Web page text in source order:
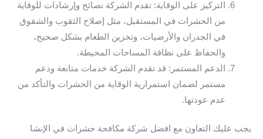
التركيز على الوقاية: تقدم الشركة نصائح وإرشادات للوقاية
من الحشرات في المستقبل، مثل إصلاح الثقوب والشقوق
في الجدران والأرضيات، وتخزين الطعام بشكل صحيح،
والحفاظ على نظافة المساحات المحيطة.
الدعم المستمر: قد تقدم الشركة خدمات متابعة ودعم
مستمر لضمان استمرارية الوقاية من الحشرات والتأكد من
عدم عودتها.
يجب عليك التعاون مع افضل شركة مكافحة حشرات في الإنشا